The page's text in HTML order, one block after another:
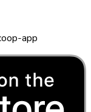
app